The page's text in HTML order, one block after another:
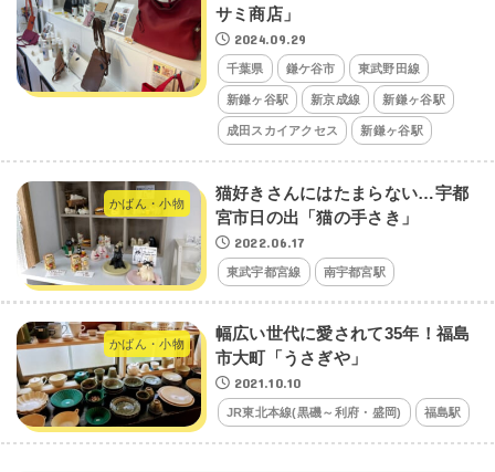
サミ商店」
2024.09.29
千葉県 鎌ケ谷市 東武野田線
新鎌ヶ谷駅 新京成線 新鎌ヶ谷駅
成田スカイアクセス 新鎌ヶ谷駅
かばん・小物
猫好きさんにはたまらない…宇都
宮市日の出「猫の手さき」
2022.06.17
東武宇都宮線 南宇都宮駅
かばん・小物
幅広い世代に愛されて35年！福島
市大町「うさぎや」
2021.10.10
JR東北本線(黒磯～利府・盛岡) 福島駅